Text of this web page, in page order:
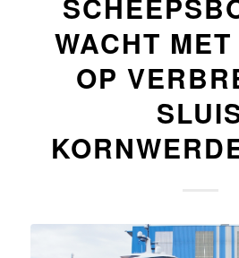
WACHT
OP